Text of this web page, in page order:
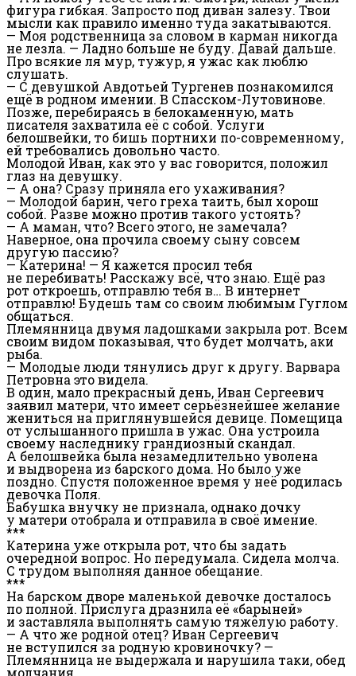
фигура гибкая. Запросто под диван залезу. Твои
мысли как правило именно туда закатываются.
— Моя родственница за словом в карман никогда
не лезла. — Ладно больше не буду. Давай дальше.
Про всякие ля мур, тужур, я ужас как люблю
слушать.
— С девушкой Авдотьей Тургенев познакомился
ещё в родном имении. В Спасском-Лутовинове.
Позже, перебираясь в белокаменную, мать
писателя захватила её с собой. Услуги
белошвейки, то бишь портнихи по-современному,
ей требовались довольно часто.
Молодой Иван, как это у вас говорится, положил
глаз на девушку.
— А она? Сразу приняла его ухаживания?
— Молодой барин, чего греха таить, был хорош
собой. Разве можно против такого устоять?
— А маман, что? Всего этого, не замечала?
Наверное, она прочила своему сыну совсем
другую пассию?
— Катерина! — Я кажется просил тебя
не перебивать! Расскажу всё, что знаю. Ещё раз
рот откроешь, отправлю тебя в… В интернет
отправлю! Будешь там со своим любимым Гуглом
общаться.
Племянница двумя ладошками закрыла рот. Всем
своим видом показывая, что будет молчать, аки
рыба.
— Молодые люди тянулись друг к другу. Варвара
Петровна это видела.
В один, мало прекрасный день, Иван Сергеевич
заявил матери, что имеет серьёзнейшее желание
жениться на приглянувшейся девице. Помещица
от услышанного пришла в ужас. Она устроила
своему наследнику грандиозный скандал.
А белошвейка была незамедлительно уволена
и выдворена из барского дома. Но было уже
поздно. Спустя положенное время у неё родилась
девочка Поля.
Бабушка внучку не признала, однако дочку
у матери отобрала и отправила в своё имение.
***
Катерина уже открыла рот, что бы задать
очередной вопрос. Но передумала. Сидела молча.
С трудом выполняя данное обещание.
***
На барском дворе маленькой девочке досталось
по полной. Прислуга дразнила её «барыней»
и заставляла выполнять самую тяжёлую работу.
— А что же родной отец? Иван Сергеевич
не вступился за родную кровиночку? —
Племянница не выдержала и нарушила таки, обед
молчания.